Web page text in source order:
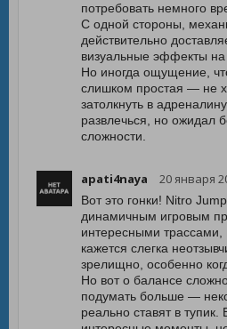
потребовать немного
С одной стороны,
действительно
визуальные эффекты на
Но иногда ощущение,
слишком простая — не
затолкнуть в
развлечься, но ожидал
сложности.
apati4naya 20 января
Вот это гонки! Nitro
динамичным игровым
интересными трассами,
кажется слегка
зрелищно, особенно
Но вот о балансе
подумать больше —
реально ставят в тупик.